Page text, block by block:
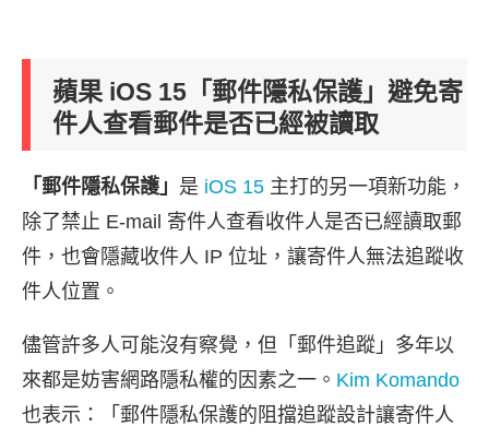
蘋果 iOS 15「郵件隱私保護」避免寄
件人查看郵件是否已經被讀取
「郵件隱私保護」 是 iOS 15 主打的另一項新功能，
除了禁止 E-mail 寄件人查看收件人是否已經讀取郵
件，也會隱藏收件人 IP 位址，讓寄件人無法追蹤收
件人位置。
儘管許多人可能沒有察覺，但「郵件追蹤」多年以
來都是妨害網路隱私權的因素之一。 Kim Komando
也表示：「郵件隱私保護的阻擋追蹤設計讓寄件人